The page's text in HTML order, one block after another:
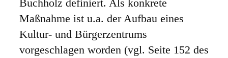
Buchholz definiert. Als konkrete
Maßnahme ist u.a. der Aufbau eines
Kultur- und Bürgerzentrums
vorgeschlagen worden (vgl. Seite 152 des